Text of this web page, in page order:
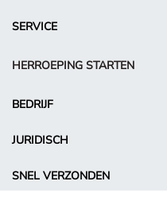
SERVICE
HERROEPING STARTEN
BEDRIJF
JURIDISCH
SNEL VERZONDEN